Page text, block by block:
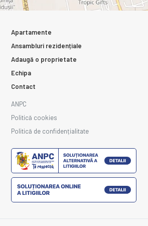
Apartamente
Ansambluri rezidențiale
Adaugă o proprietate
Echipa
Contact
ANPC
Politică cookies
Politică de confidențialitate